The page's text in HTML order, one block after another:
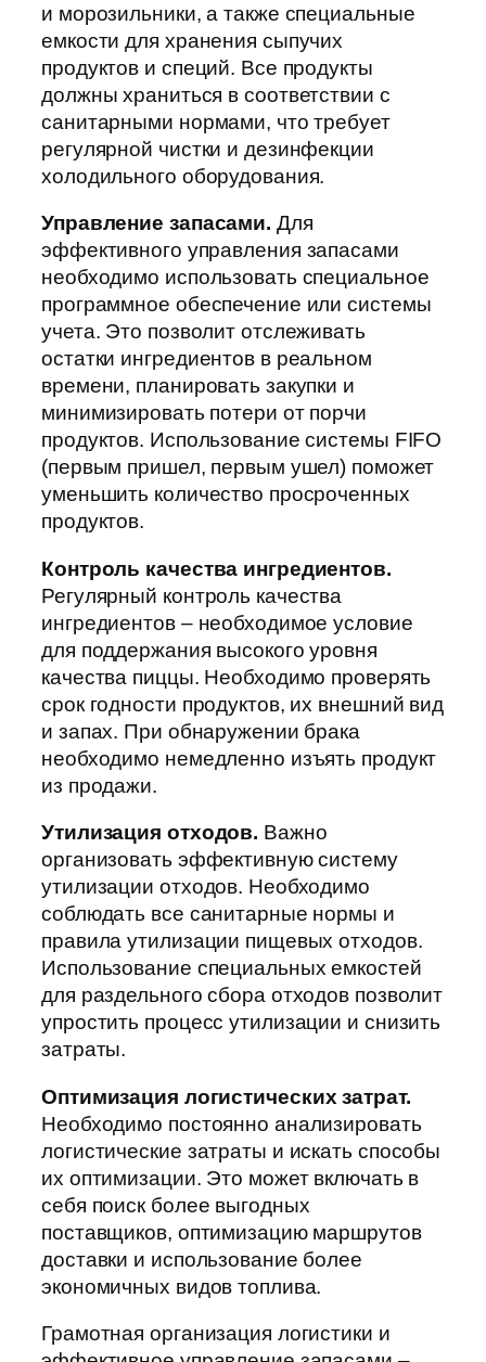
и морозильники, а также специальные
емкости для хранения сыпучих
продуктов и специй. Все продукты
должны храниться в соответствии с
санитарными нормами, что требует
регулярной чистки и дезинфекции
холодильного оборудования.
Управление запасами. Для
эффективного управления запасами
необходимо использовать специальное
программное обеспечение или системы
учета. Это позволит отслеживать
остатки ингредиентов в реальном
времени, планировать закупки и
минимизировать потери от порчи
продуктов. Использование системы FIFO
(первым пришел, первым ушел) поможет
уменьшить количество просроченных
продуктов.
Контроль качества ингредиентов.
Регулярный контроль качества
ингредиентов – необходимое условие
для поддержания высокого уровня
качества пиццы. Необходимо проверять
срок годности продуктов, их внешний вид
и запах. При обнаружении брака
необходимо немедленно изъять продукт
из продажи.
Утилизация отходов. Важно
организовать эффективную систему
утилизации отходов. Необходимо
соблюдать все санитарные нормы и
правила утилизации пищевых отходов.
Использование специальных емкостей
для раздельного сбора отходов позволит
упростить процесс утилизации и снизить
затраты.
Оптимизация логистических затрат.
Необходимо постоянно анализировать
логистические затраты и искать способы
их оптимизации. Это может включать в
себя поиск более выгодных
поставщиков, оптимизацию маршрутов
доставки и использование более
экономичных видов топлива.
Грамотная организация логистики и